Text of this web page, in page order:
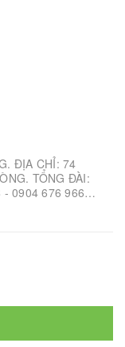
ĐỊA CHỈ: 74
TỔNG ĐÀI:
0904 676 966